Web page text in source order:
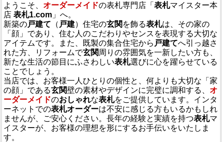
ようこそ、 オーダーメイドの表札専門店「 表札マイスター本
店 表札1.com 」へ。
新築の戸建て （ 戸建）住宅の玄関 を飾る表札は、その家の
「顔」であり、住む人のこだわりやセンスを表現する大切な
アイテムです。また、既製の集合住宅から 戸建てへ引っ越さ
れた方、リフォームで玄関 周りの雰囲気を一新したい方も、
新たな生活の節目にふさわしい表札選びに心を躍らせている
ことでしょう。
当店では、お客様一人ひとりの個性と、何よりも大切な「家
の顔」である玄関壁の素材やデザインに完璧に調和する、 オ
ーダーメイドのおしゃれな表札をご提供しています。インタ
ーネットでの表札オーダーは不安に感じる方もいるかもしれ
ませんが、ご安心ください。長年の経験と実績を持つ表札マ
イスターが、お客様の理想を形にするお手伝いをいたしま
す。